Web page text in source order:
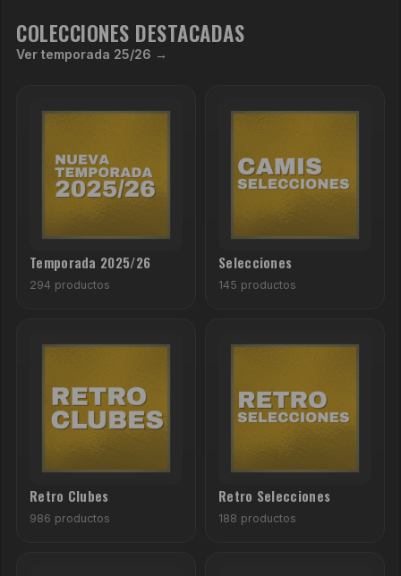
COLECCIONES DESTACADAS
Ver temporada 25/26 →
Temporada 2025/26
294 productos
Selecciones
145 productos
Retro Clubes
986 productos
Retro Selecciones
188 productos